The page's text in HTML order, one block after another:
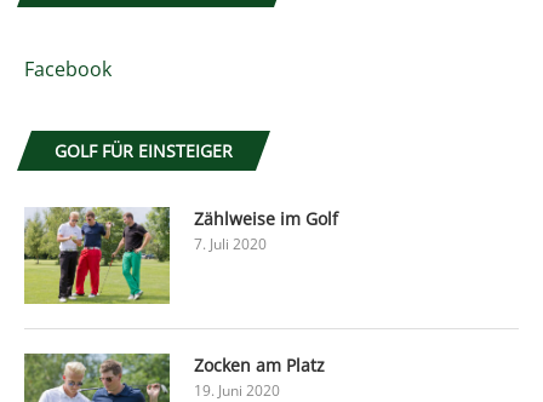
Facebook
GOLF FÜR EINSTEIGER
Zählweise im Golf
7. Juli 2020
Zocken am Platz
19. Juni 2020